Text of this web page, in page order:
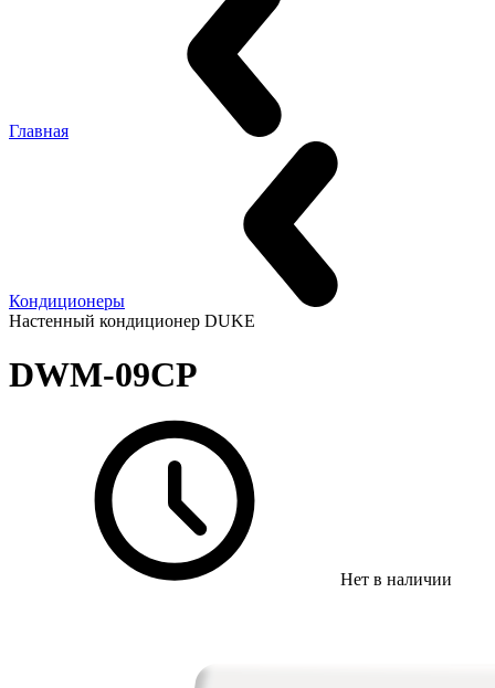
Главная
Кондиционеры
Настенный кондиционер DUKE
DWM-09CP
Нет в наличии